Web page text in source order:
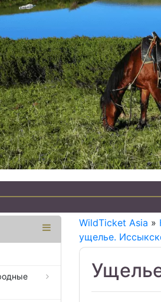
WildTicket Asia »
ущелье.